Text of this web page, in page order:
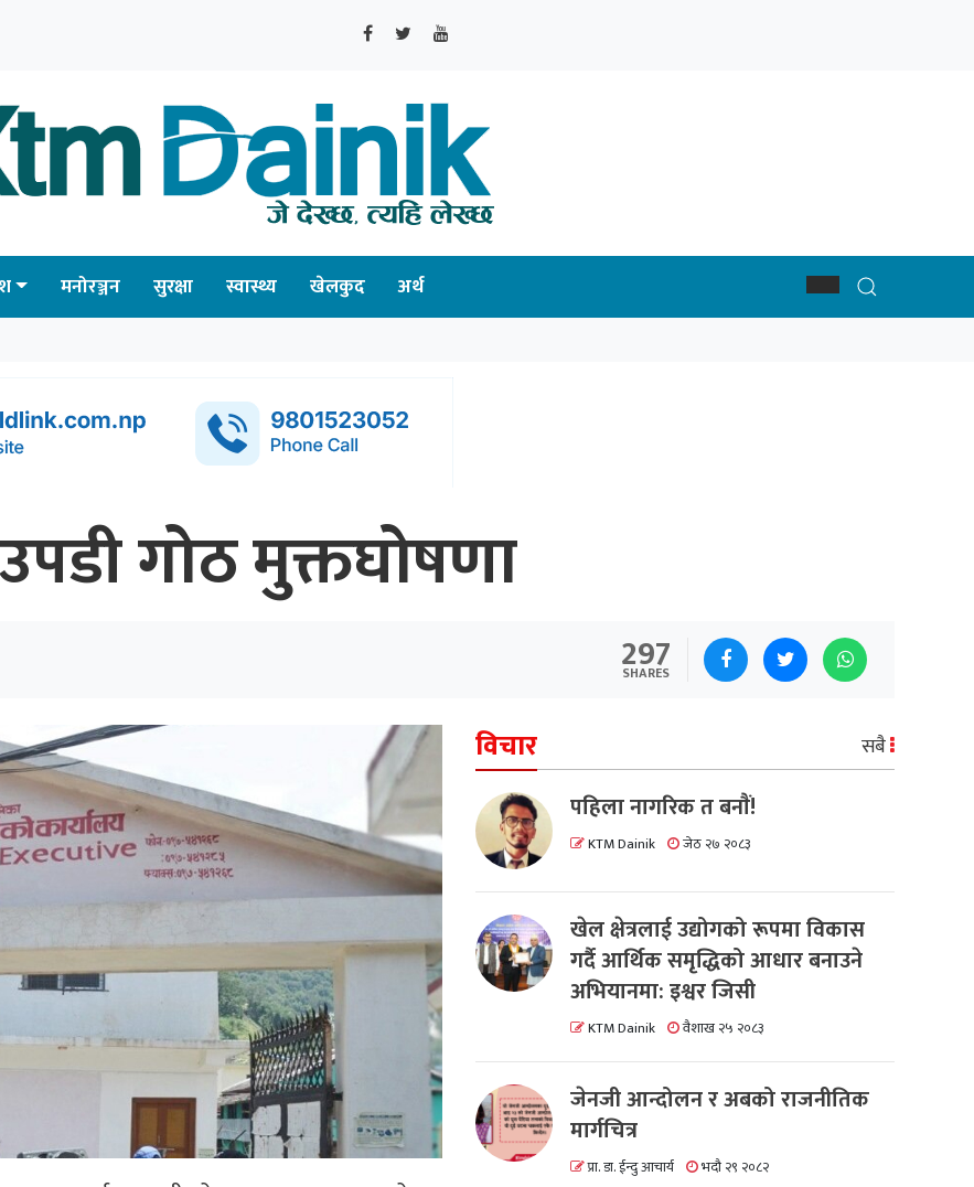
मनोरञ्जन सुरक्षा स्वास्थ्य खेलकुद अर्थ
गोठ मुक्तघोषणा
297
SHARES
विचार सबै
पहिला नागरिक त बनाैं!
KTM Dainik जेठ २७ २०८३
खेल क्षेत्रलाई उद्योगको रूपमा विकास
गर्दै आर्थिक समृद्धिको आधार बनाउने
अभियानमा: इश्वर जिसी
KTM Dainik वैशाख २५ २०८३
जेनजी आन्दोलन र अबको राजनीतिक
मार्गचित्र
प्रा. डा. ईन्दु आचार्य भदौ २९ २०८२